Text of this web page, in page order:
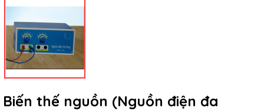
Biến thế nguồn (Nguồn điện đa